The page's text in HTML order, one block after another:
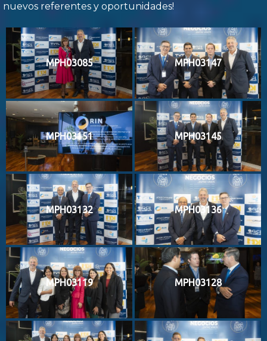
nuevos referentes y oportunidades!
MPH03085 MPH03147
MPH03151 MPH03145
MPH03132 MPH03136
MPH03119 MPH03128